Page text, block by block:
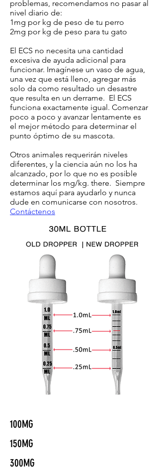
problemas, recomendamos no pasar al
nivel diario de:
1mg por kg de peso de tu perro
2mg por kg de peso para tu gato
El ECS no necesita una cantidad
excesiva de ayuda adicional para
funcionar. Imagínese un vaso de agua,
una vez que está lleno, agregar más
solo da como resultado un desastre
que resulta en un derrame. El ECS
funciona exactamente igual. Comenzar
poco a poco y avanzar lentamente es
el mejor método para determinar el
punto óptimo de su mascota.
Otros animales requerirán niveles
diferentes, y la ciencia aún no los ha
alcanzado, por lo que no es posible
determinar los mg/kg. there. Siempre
estamos aquí para ayudarlo y nunca
dude en comunicarse con nosotros.
Contáctenos
100MG
150MG
300MG